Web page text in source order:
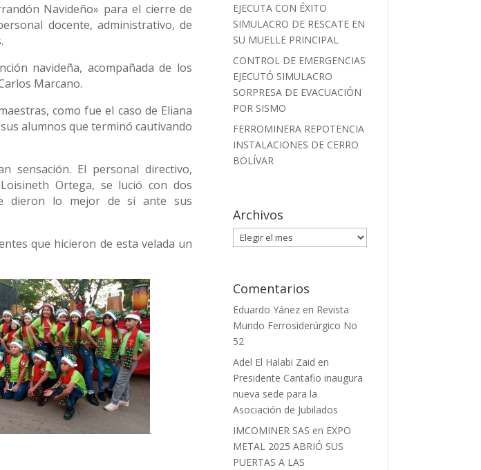
Navideño» para el cierre de
docente, administrativo, de
navideña, acompañada de los
Marcano.
como fue el caso de Eliana
alumnos que terminó cautivando
sensación. El personal directivo,
Ortega, se lució con dos
dieron lo mejor de sí ante sus
que hicieron de esta velada un
.
EJECUTA CON ÉXITO
SIMULACRO DE RESCATE EN
SU MUELLE PRINCIPAL
CONTROL DE EMERGENCIAS
EJECUTÓ SIMULACRO
SORPRESA DE EVACUACIÓN
POR SISMO
FERROMINERA REPOTENCIA
INSTALACIONES DE CERRO
BOLÍVAR
Archivos
Archivos
Comentarios
Eduardo Yánez en Revista
Mundo Ferrosiderúrgico No
52
Adel El Halabi Zaid en
Presidente Cantafio inaugura
nueva sede para la
Asociación de Jubilados
IMCOMINER SAS en EXPO
METAL 2025 ABRIÓ SUS
PUERTAS A LAS